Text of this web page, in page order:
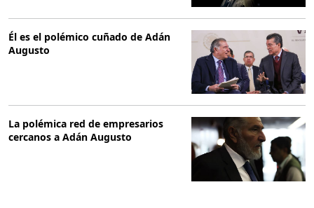
Él es el polémico cuñado de Adán
Augusto
La polémica red de empresarios
cercanos a Adán Augusto